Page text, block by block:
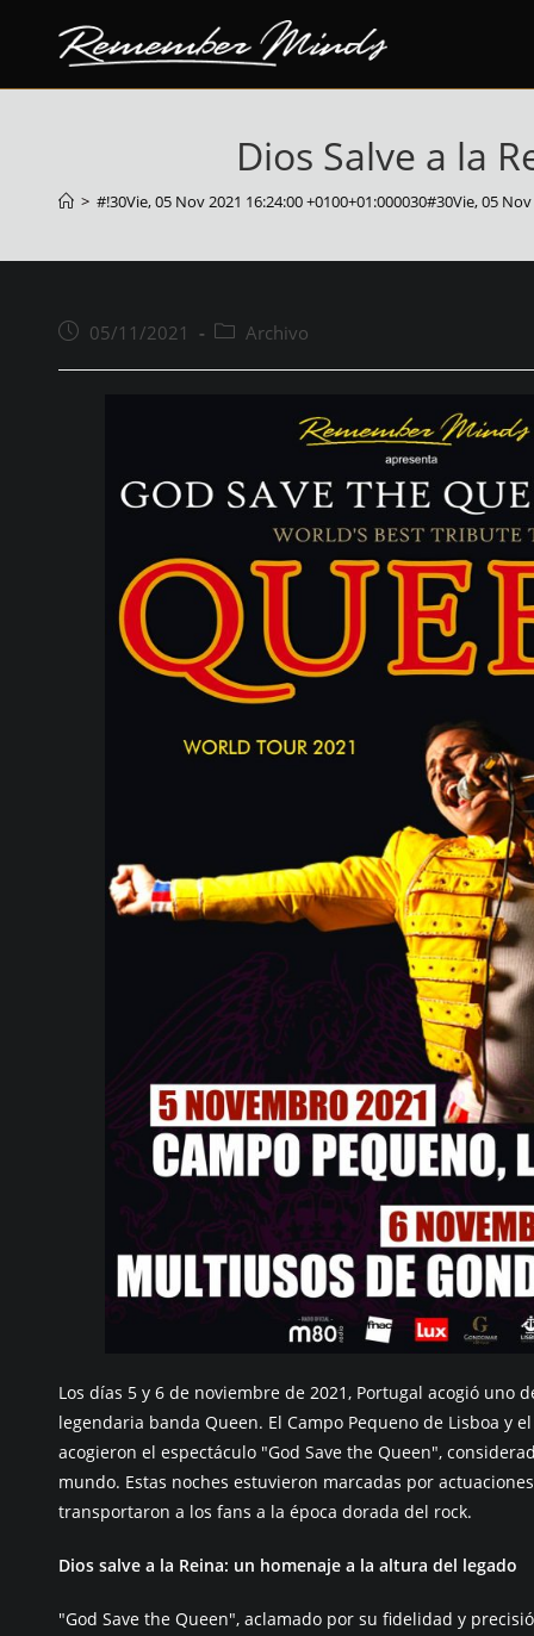
contenido
Dios Salve a la
> #!30Vie, 05 Nov 2021 16:24:00 +0100+01:000030#30Vie, 05
Puesto05/11/2021
Categoría
Archivo
Los días 5 y 6 de noviembre de 2021, Portugal acogió uno
legendaria banda Queen. El Campo Pequeno de Lisboa y
acogieron el espectáculo "God Save the Queen",
mundo. Estas noches estuvieron marcadas por
transportaron a los fans a la época dorada del rock.
Dios salve a la Reina: un homenaje a la altura del legado
"God Save the Queen", aclamado por su fidelidad y